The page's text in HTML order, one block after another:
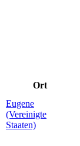
Ort
Eugene
(Vereinigte
Staaten)